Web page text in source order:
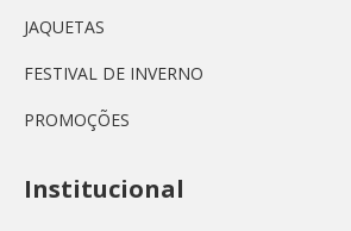
JAQUETAS
FESTIVAL DE INVERNO
PROMOÇÕES
Institucional